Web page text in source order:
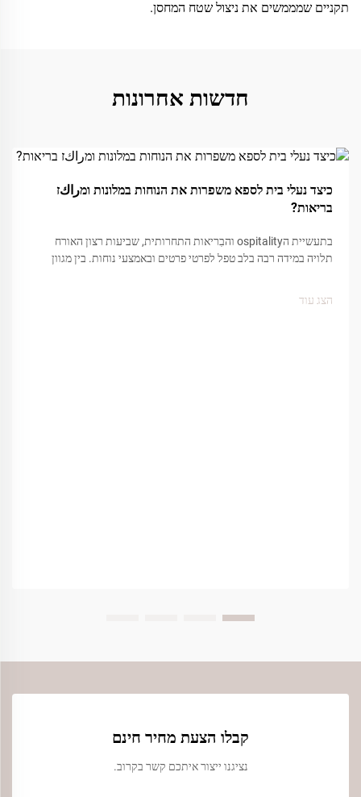
תקניים שמממשים את ניצול שטח המחסן.
חדשות אחרונות
Dec
כיצד נעלי בית לספא משפרות את הנוחות במלונות ומراكז
בריאות?
בתעשיית הospitality והבִריאות התחרותית, שביעות רצון האורח
תלויה במידה רבה בלב טפל לפרטי פרטים ובאמצעי נוחות. בין מגוון
הצג עוד
קבלו הצעת מחיר חינם
נציגנו ייצור איתכם קשר בקרוב.